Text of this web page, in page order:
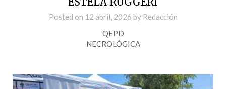
Posted on 12 abril, 2026 by Redacción
QEPD
NECROLÓGICA